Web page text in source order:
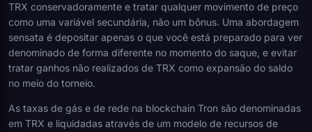
TRX conservadoramente e tratar qualquer movimento de preço
como uma variável secundária, não um bônus. Uma abordagem
sensata é depositar apenas o que você está preparado para ver
denominado de forma diferente no momento do saque, e evitar
tratar ganhos não realizados de TRX como expansão do saldo
no meio do torneio.
As taxas de gás e de rede na blockchain Tron são denominadas
em TRX e liquidadas através de um modelo de recursos de